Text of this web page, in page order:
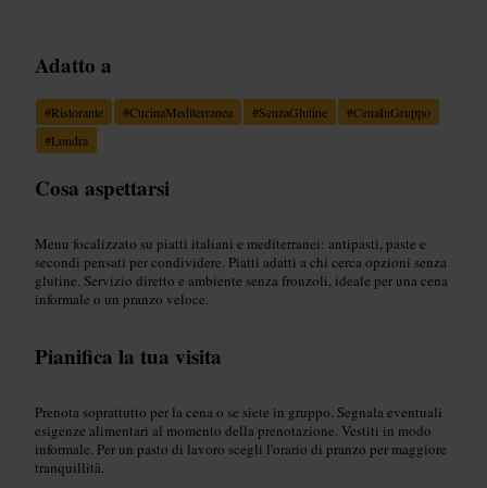
Adatto a
#Ristorante #CucinaMediterranea #SenzaGlutine #CenaInGruppo
#Londra
Cosa aspettarsi
Menu focalizzato su piatti italiani e mediterranei: antipasti, paste e
secondi pensati per condividere. Piatti adatti a chi cerca opzioni senza
glutine. Servizio diretto e ambiente senza fronzoli, ideale per una cena
informale o un pranzo veloce.
Pianifica la tua visita
Prenota soprattutto per la cena o se siete in gruppo. Segnala eventuali
esigenze alimentari al momento della prenotazione. Vestiti in modo
informale. Per un pasto di lavoro scegli l'orario di pranzo per maggiore
tranquillità.